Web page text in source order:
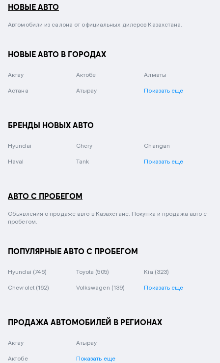
НОВЫЕ АВТО
Автомобили из салона от официальных дилеров Казахстана.
НОВЫЕ АВТО В ГОРОДАХ
Актау Актобе Алматы
Астана Атырау Показать еще
БРЕНДЫ НОВЫХ АВТО
Hyundai Chery Changan
Haval Tank Показать еще
АВТО С ПРОБЕГОМ
Объявления о продаже авто в Казахстане. Покупка и продажа авто с
пробегом.
ПОПУЛЯРНЫЕ АВТО С ПРОБЕГОМ
Hyundai (746) Toyota (505) Kia (323)
Chevrolet (162) Volkswagen (139) Показать еще
ПРОДАЖА АВТОМОБИЛЕЙ В РЕГИОНАХ
Актау
Актобе
Атырау
Показать еще